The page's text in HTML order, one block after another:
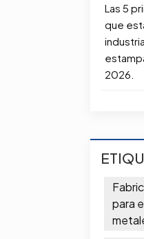
Las 5
que
2026.
para